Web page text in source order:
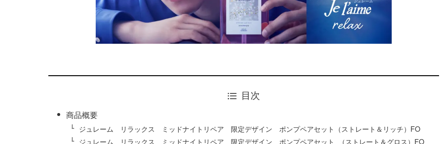
目次
商品概要
ジュレーム リラックス ミッドナイトリペア 限定デザイン ポンプペアセット（ストレート＆リッチ）FO
ジュレーム リラックス ミッドナイトリペア 限定デザイン ポンプペアセット （ストレート＆グロス）FO